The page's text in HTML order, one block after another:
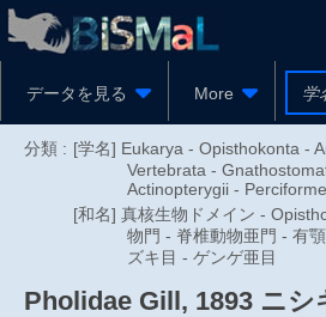
データを見る More
分類 : [学名] Eukarya - Opisthokonta -
Vertebrata -
Actinopterygii -
[和名] 真核生物ドメイン -
物門 - 脊椎動物亜門 - 有
ズキ目 - ゲンゲ亜目
Pholidae Gill, 1893 ニシ